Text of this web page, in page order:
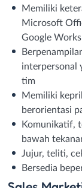
Memiliki
Microsoft
Google
interpersonal
tim
Memiliki
berorientasi
Komunikatif,
bawah
Jujur, teliti,
Bersedia